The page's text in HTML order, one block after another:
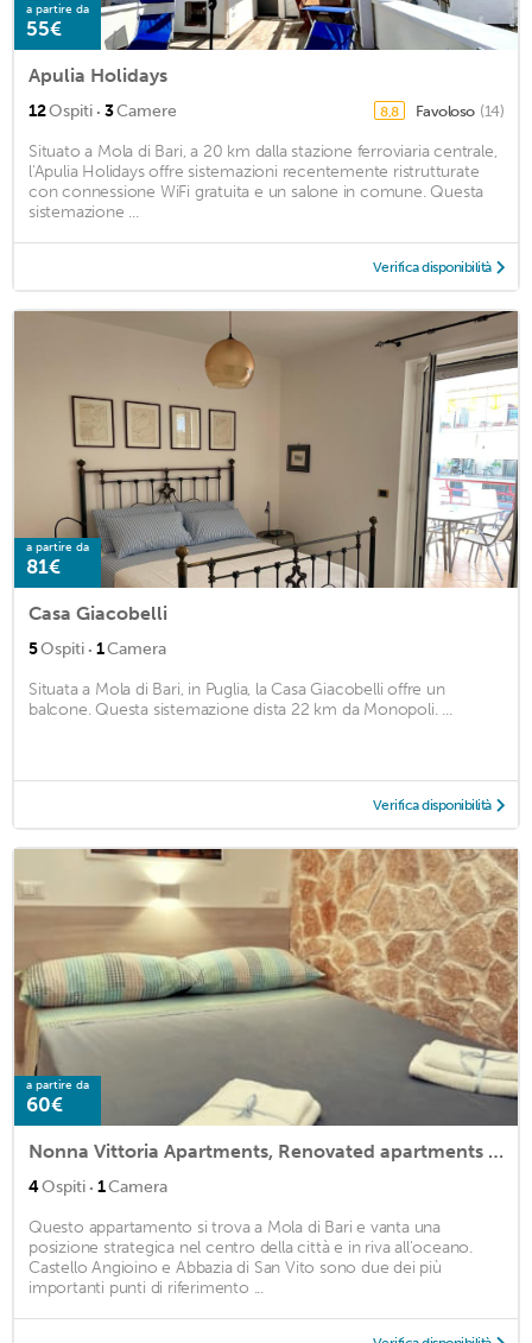
a partire da
55€
Apulia Holidays
12Ospiti · 3Camere 8,8 Favoloso (14)
Situato a Mola di Bari, a 20 km dalla stazione ferroviaria centrale,
l'Apulia Holidays offre sistemazioni recentemente ristrutturate
con connessione WiFi gratuita e un salone in comune. Questa
sistemazione ...
Verifica disponibilità
a partire da
81€
Casa Giacobelli
5Ospiti · 1Camera
Situata a Mola di Bari, in Puglia, la Casa Giacobelli offre un
balcone. Questa sistemazione dista 22 km da Monopoli. ...
Verifica disponibilità
a partire da
60€
Nonna Vittoria Apartments, Renovated apartments in Puglia
4Ospiti · 1Camera
Questo appartamento si trova a Mola di Bari e vanta una
posizione strategica nel centro della città e in riva all'oceano.
Castello Angioino e Abbazia di San Vito sono due dei più
importanti punti di riferimento ...